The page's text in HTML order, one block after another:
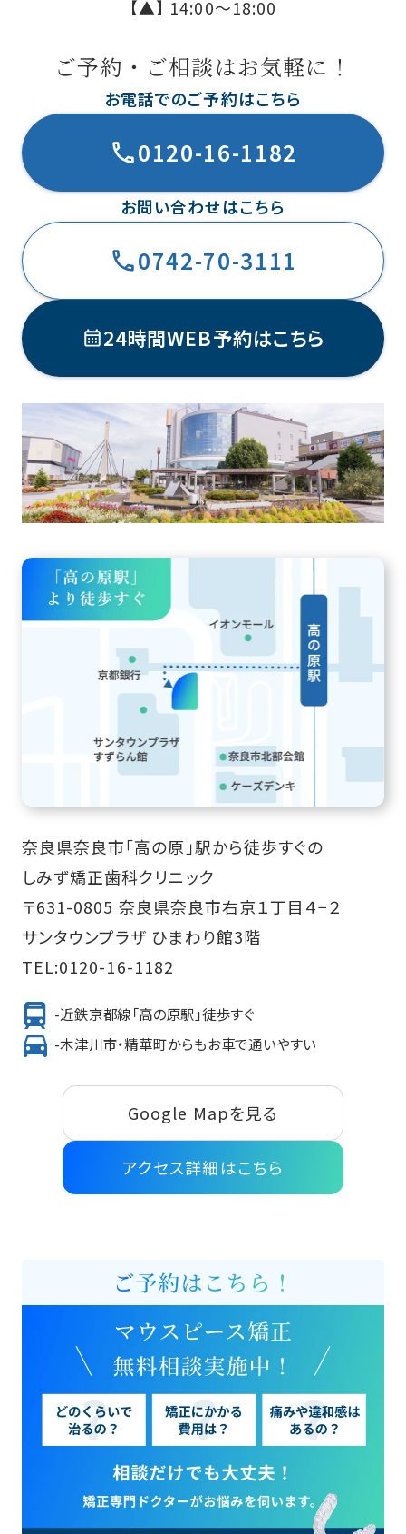
【▲】 14:00〜18:00
ご予約・ご相談はお気軽に！
お電話でのご予約はこちら
0120-16-1182
お問い合わせはこちら
0742-70-3111
24時間WEB予約はこちら
奈良県奈良市「高の原」駅から徒歩すぐの
しみず矯正歯科クリニック
〒631-0805 奈良県奈良市右京１丁目４−２
サンタウンプラザ ひまわり館3階
TEL:0120-16-1182
-近鉄京都線「高の原駅」徒歩すぐ
-木津川市・精華町からもお車で通いやすい
Google Mapを見る
アクセス詳細はこちら